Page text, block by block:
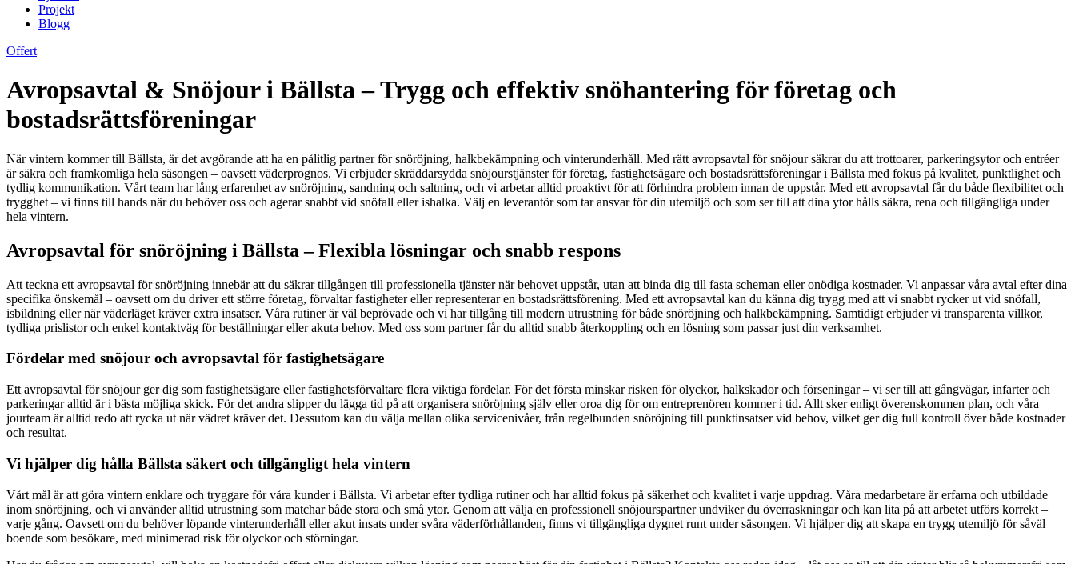
Projekt
Blogg
Offert
Avropsavtal & Snöjour i Bällsta – Trygg och effektiv snöhantering för företag och
bostadsrättsföreningar
När vintern kommer till Bällsta, är det avgörande att ha en pålitlig partner för snöröjning, halkbekämpning och vinterunderhåll. Med rätt avropsavtal för snöjour säkrar du att trottoarer, parkeringsytor och entréer
är säkra och framkomliga hela säsongen – oavsett väderprognos. Vi erbjuder skräddarsydda snöjourstjänster för företag, fastighetsägare och bostadsrättsföreningar i Bällsta med fokus på kvalitet, punktlighet och
tydlig kommunikation. Vårt team har lång erfarenhet av snöröjning, sandning och saltning, och vi arbetar alltid proaktivt för att förhindra problem innan de uppstår. Med ett avropsavtal får du både flexibilitet och
trygghet – vi finns till hands när du behöver oss och agerar snabbt vid snöfall eller ishalka. Välj en leverantör som tar ansvar för din utemiljö och som ser till att dina ytor hålls säkra, rena och tillgängliga under
hela vintern.
Avropsavtal för snöröjning i Bällsta – Flexibla lösningar och snabb respons
Att teckna ett avropsavtal för snöröjning innebär att du säkrar tillgången till professionella tjänster när behovet uppstår, utan att binda dig till fasta scheman eller onödiga kostnader. Vi anpassar våra avtal efter dina
specifika önskemål – oavsett om du driver ett större företag, förvaltar fastigheter eller representerar en bostadsrättsförening. Med ett avropsavtal kan du känna dig trygg med att vi snabbt rycker ut vid snöfall,
isbildning eller när väderläget kräver extra insatser. Våra rutiner är väl beprövade och vi har tillgång till modern utrustning för både snöröjning och halkbekämpning. Samtidigt erbjuder vi transparenta villkor,
tydliga prislistor och enkel kontaktväg för beställningar eller akuta behov. Med oss som partner får du alltid snabb återkoppling och en lösning som passar just din verksamhet.
Fördelar med snöjour och avropsavtal för fastighetsägare
Ett avropsavtal för snöjour ger dig som fastighetsägare eller fastighetsförvaltare flera viktiga fördelar. För det första minskar risken för olyckor, halkskador och förseningar – vi ser till att gångvägar, infarter och
parkeringar alltid är i bästa möjliga skick. För det andra slipper du lägga tid på att organisera snöröjning själv eller oroa dig för om entreprenören kommer i tid. Allt sker enligt överenskommen plan, och våra
jourteam är alltid redo att rycka ut när vädret kräver det. Dessutom kan du välja mellan olika servicenivåer, från regelbunden snöröjning till punktinsatser vid behov, vilket ger dig full kontroll över både kostnader
och resultat.
Vi hjälper dig hålla Bällsta säkert och tillgängligt hela vintern
Vårt mål är att göra vintern enklare och tryggare för våra kunder i Bällsta. Vi arbetar efter tydliga rutiner och har alltid fokus på säkerhet och kvalitet i varje uppdrag. Våra medarbetare är erfarna och utbildade
inom snöröjning, och vi använder alltid utrustning som matchar både stora och små ytor. Genom att välja en professionell snöjourspartner undviker du överraskningar och kan lita på att arbetet utförs korrekt –
varje gång. Oavsett om du behöver löpande vinterunderhåll eller akut insats under svåra väderförhållanden, finns vi tillgängliga dygnet runt under säsongen. Vi hjälper dig att skapa en trygg utemiljö för såväl
boende som besökare, med minimerad risk för olyckor och störningar.